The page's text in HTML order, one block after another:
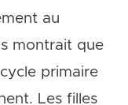
au
montrait que
primaire
Les filles